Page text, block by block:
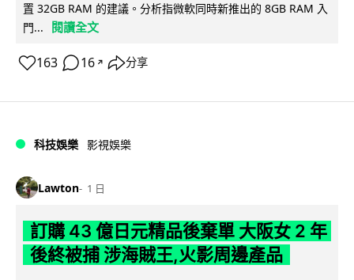
置 32GB RAM 的建議。分析指微軟同時新推出的 8GB RAM 入
門...
閱讀全文
163 16 ↗ 分享
科技娛樂 影視娛樂
Lawton 1 日
訂購 43 億日元精品後棄單 大阪女 2 年
後終被捕 涉海賊王,火影周邊產品